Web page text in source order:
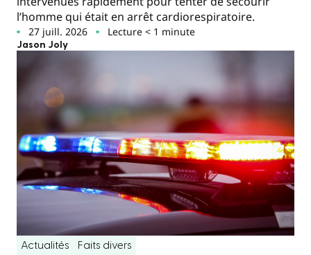
l’homme qui était en arrêt cardiorespiratoire.
27 juill. 2026 Lecture < 1 minute
Jason Joly
Actualités Faits divers